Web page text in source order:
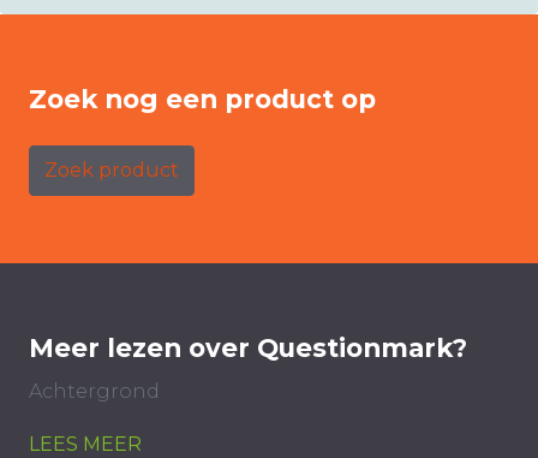
Zoek nog een product op
Zoek product
Meer lezen over Questionmark?
Achtergrond
LEES MEER